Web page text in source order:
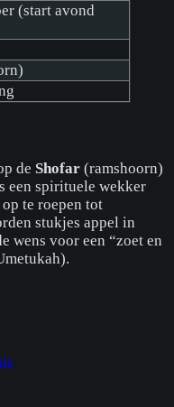
(start avond
de Shofar (ramshoorn)
een spirituele wekker
te roepen tot
stukjes appel in
wens voor een “zoet en